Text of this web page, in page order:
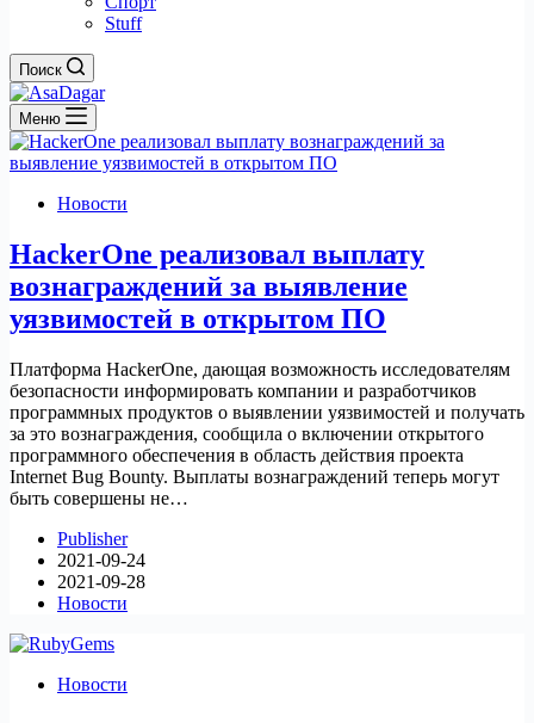
Stuff
Поиск
Меню
Новости
HackerOne реализовал выплату
вознаграждений за выявление
уязвимостей в открытом ПО
Платформа HackerOne, дающая возможность исследователям
безопасности информировать компании и разработчиков
программных продуктов о выявлении уязвимостей и получать
за это вознаграждения, сообщила о включении открытого
программного обеспечения в область действия проекта
Internet Bug Bounty. Выплаты вознаграждений теперь могут
быть совершены не…
Publisher
2021-09-24
2021-09-28
Новости
Новости